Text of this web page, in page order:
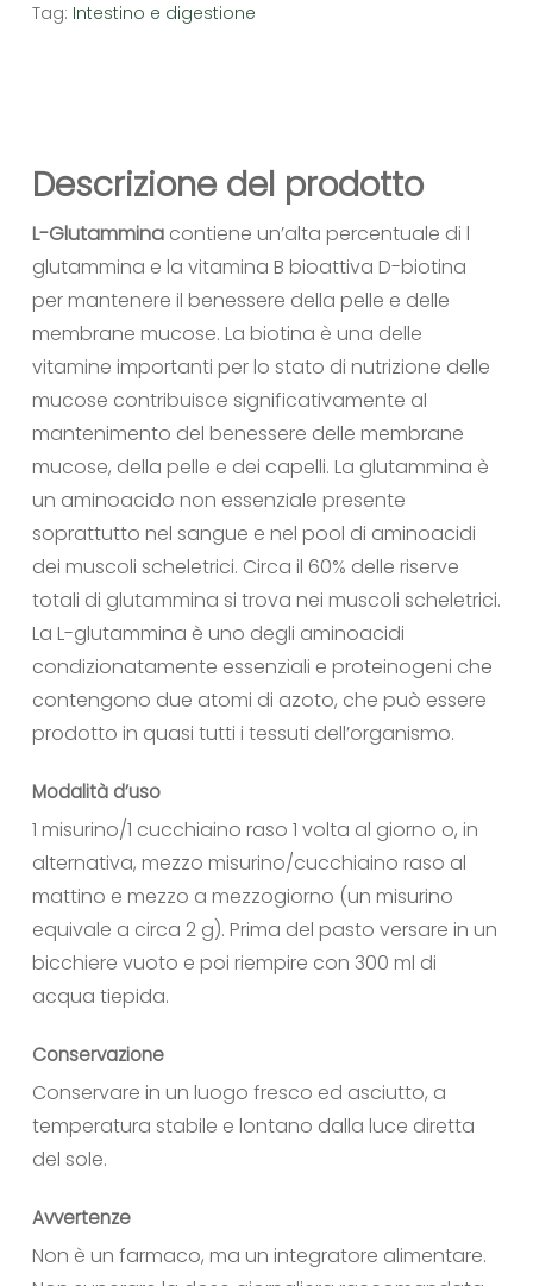
Tag: Intestino e digestione
Descrizione del prodotto
L-Glutamminacontiene un’alta percentuale di l
glutammina e la vitamina B bioattiva D-biotina
per mantenere il benessere della pelle e delle
membrane mucose. La biotina è una delle
vitamine importanti per lo stato di nutrizione delle
mucose contribuisce significativamente al
mantenimento del benessere delle membrane
mucose, della pelle e dei capelli. La glutammina è
un aminoacido non essenziale presente
soprattutto nel sangue e nel pool di aminoacidi
dei muscoli scheletrici. Circa il 60% delle riserve
totali di glutammina si trova nei muscoli scheletrici.
La L-glutammina è uno degli aminoacidi
condizionatamente essenziali e proteinogeni che
contengono due atomi di azoto, che può essere
prodotto in quasi tutti i tessuti dell’organismo.
Modalità d’uso
1 misurino/1 cucchiaino raso 1 volta al giorno o, in
alternativa, mezzo misurino/cucchiaino raso al
mattino e mezzo a mezzogiorno (un misurino
equivale a circa 2 g). Prima del pasto versare in un
bicchiere vuoto e poi riempire con 300 ml di
acqua tiepida.
Conservazione
Conservare in un luogo fresco ed asciutto, a
temperatura stabile e lontano dalla luce diretta
del sole.
Avvertenze
Non è un farmaco, ma un integratore alimentare.